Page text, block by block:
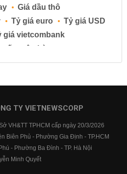
Giá dầu thô
Tỷ giá euro
Tỷ giá USD
giá vietcombank
ngân hàng
suất tiền gửi
TY VIETNEWSCORP
VH&TT TPHCM cấp ngày 20/3/2026
Biên Phủ - Phường Gia Định - TP.HCM
- Phường Ba Đình - TP. Hà Nội
Minh Quyết